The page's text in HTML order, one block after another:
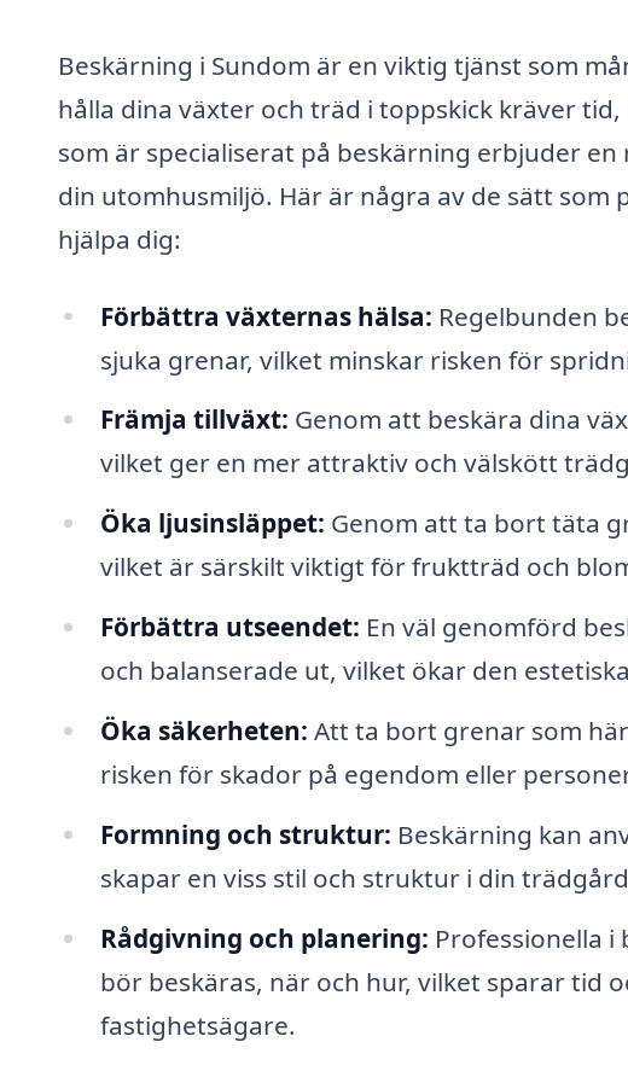
Beskärning i Sundom är en viktig tjänst som
hålla dina växter och träd i toppskick kräver
som är specialiserat på beskärning erbjuder
din utomhusmiljö. Här är några av de sätt
hjälpa dig:
Förbättra växternas hälsa: Regelbunden
sjuka grenar, vilket minskar risken för
Främja tillväxt: Genom att beskära dina
vilket ger en mer attraktiv och välskött
Öka ljusinsläppet: Genom att ta bort täta
vilket är särskilt viktigt för fruktträd och
Förbättra utseendet: En väl genomförd
och balanserade ut, vilket ökar den
Öka säkerheten: Att ta bort grenar som
risken för skador på egendom eller
Formning och struktur: Beskärning kan
skapar en viss stil och struktur i din
Rådgivning och planering: Professionella i
bör beskäras, när och hur, vilket sparar tid
fastighetsägare.